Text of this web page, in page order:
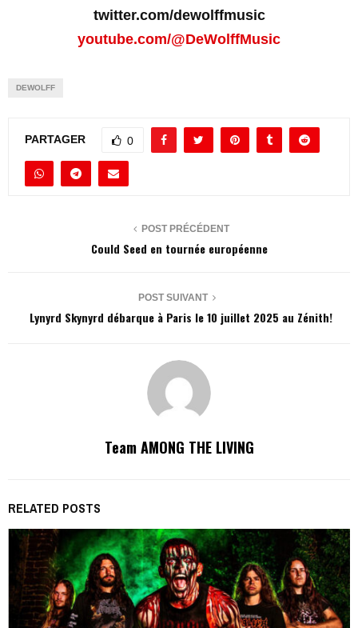
twitter.com/dewolffmusic
youtube.com/@DeWolffMusic
DEWOLFF
PARTAGER 0
POST PRÉCÉDENT
Could Seed en tournée européenne
POST SUIVANT
Lynyrd Skynyrd débarque à Paris le 10 juillet 2025 au Zénith!
Team AMONG THE LIVING
RELATED POSTS